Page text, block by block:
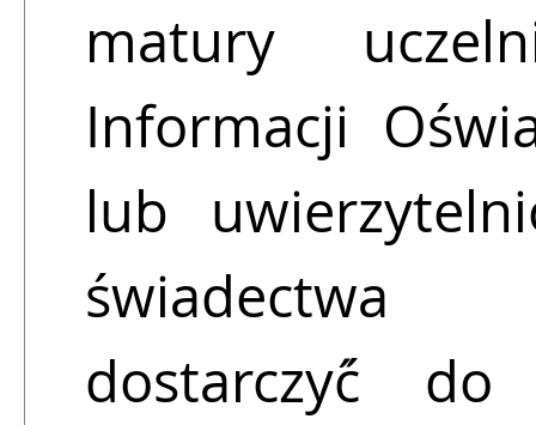
matury
Informacji
lub
świadectwa
dostarczyć́